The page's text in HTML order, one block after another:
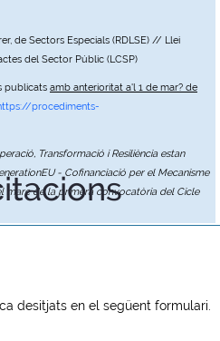
de Sectors Especials (RDLSE) // Llei
del Sector Públic (LCSP)
publicats amb anterioritat a'l 1 de mar? de
procediments-
Transformació i Resiliència estan
- Cofinanciació per el Mecanisme
marc de la primera convocatòria del Cicle
desitjats en el següent formulari.